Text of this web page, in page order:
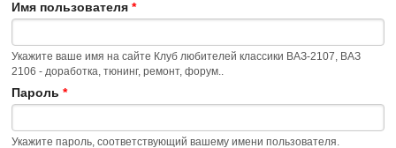
Имя пользователя *
Укажите ваше имя на сайте Клуб любителей классики ВАЗ-2107, ВАЗ
2106 - доработка, тюнинг, ремонт, форум..
Пароль *
Укажите пароль, соответствующий вашему имени пользователя.